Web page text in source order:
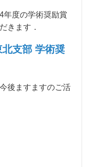
年度の学術奨励賞
きます．
支部 学術奨
後ますますのご活